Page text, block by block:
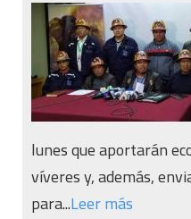
lunes que aportarán
víveres y, además,
para...Leer más